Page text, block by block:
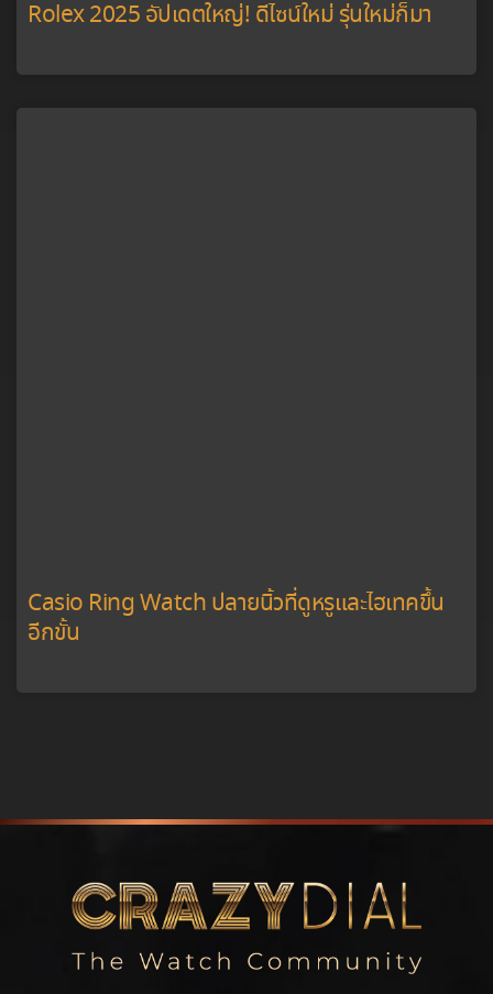
Rolex 2025 อัปเดตใหญ่! ดีไซน์ใหม่ รุ่นใหม่ก็มา
Casio Ring Watch ปลายนิ้วที่ดูหรูและไฮเทคขึ้น
อีกขั้น